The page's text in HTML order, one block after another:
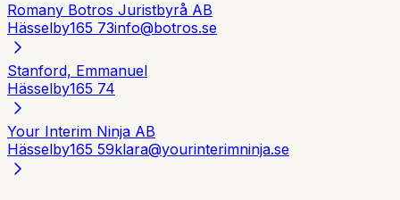
Romany Botros Juristbyrå AB
Hässelby165 73info@botros.se
Stanford, Emmanuel
Hässelby165 74
Your Interim Ninja AB
Hässelby165 59klara@yourinterimninja.se